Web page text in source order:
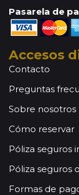
Pasarela de
Accesos
Contacto
Preguntas
Sobre nosotros
Cómo reservar
Póliza seguros
Póliza seguros
Formas de